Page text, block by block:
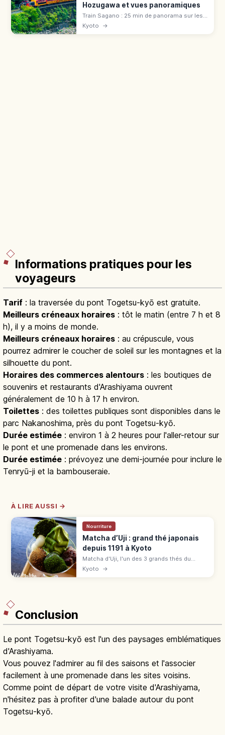
Hozugawa et vues panoramiques
Train Sagano : 25 min de panorama sur les
gorges de Hozugawa (7,3 km). Tarif 880 ¥,
voiture « The Rich », réservation cerisiers et
Kyoto →
Informations pratiques pour les
voyageurs
Tarif : la traversée du pont Togetsu-kyō est gratuite.
Meilleurs créneaux horaires : tôt le matin (entre 7 h et 8
h), il y a moins de monde.
Meilleurs créneaux horaires : au crépuscule, vous
pourrez admirer le coucher de soleil sur les montagnes et la
silhouette du pont.
Horaires des commerces alentours : les boutiques de
souvenirs et restaurants d'Arashiyama ouvrent
généralement de 10 h à 17 h environ.
Toilettes : des toilettes publiques sont disponibles dans le
parc Nakanoshima, près du pont Togetsu-kyō.
Durée estimée : environ 1 à 2 heures pour l'aller-retour sur
le pont et une promenade dans les environs.
Durée estimée : prévoyez une demi-journée pour inclure le
Tenryū-ji et la bambouseraie.
À LIRE AUSSI →
Nourriture
Matcha d’Uji : grand thé japonais
depuis 1191 à Kyoto
Matcha d'Uji, l'un des 3 grands thés du
Japon depuis 1191. Cueillette, parfaits, sites
UNESCO Byōdō-in et Ujigami : guide autour
Kyoto →
Conclusion
Le pont Togetsu-kyō est l'un des paysages emblématiques
d'Arashiyama.
Vous pouvez l'admirer au fil des saisons et l'associer
facilement à une promenade dans les sites voisins.
Comme point de départ de votre visite d'Arashiyama,
n'hésitez pas à profiter d'une balade autour du pont
Togetsu-kyō.